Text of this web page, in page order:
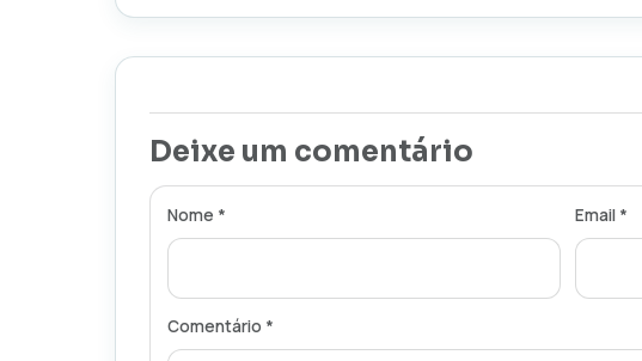
Deixe um comentário
Nome * Email *
Comentário *